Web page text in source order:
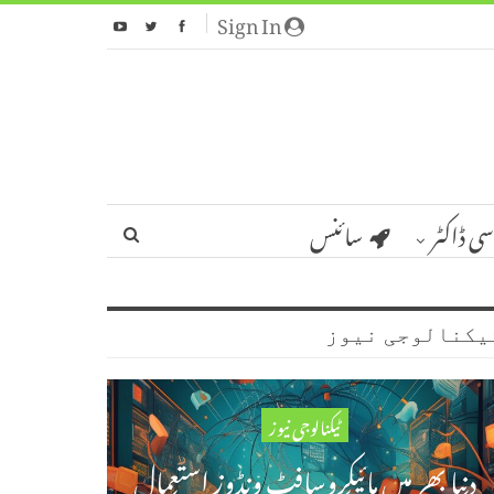
Sign In
ڈاکٹر سائنس
نیوز
ٹیکنالوجی نیوز
دنیا بھر میں مائیکروسافٹ ونڈوز استعمال